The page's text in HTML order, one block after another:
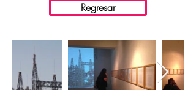
Regresar